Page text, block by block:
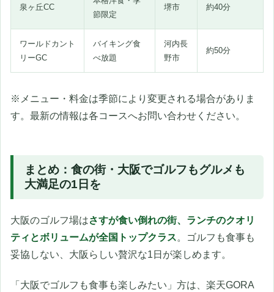
泉ヶ丘CC
節限定
堺市 約40分
ワールドカント
リーGC
バイキング食
べ放題
河内長
野市
約50分
※メニュー・料金は季節により変更される場合がありま
す。最新の情報は各コースへお問い合わせください。
まとめ：食の街・大阪でゴルフもグルメも
大満足の1日を
大阪のゴルフ場はさすが食い倒れの街、ランチのクオリ
ティとボリュームが全国トップクラス。ゴルフも食事も
妥協しない、大阪らしい贅沢な1日が楽しめます。
「大阪でゴルフも食事も楽しみたい」方は、楽天GORA